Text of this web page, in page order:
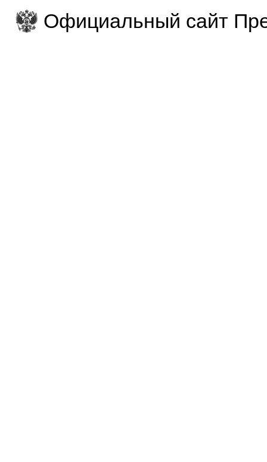
Официальный сайт